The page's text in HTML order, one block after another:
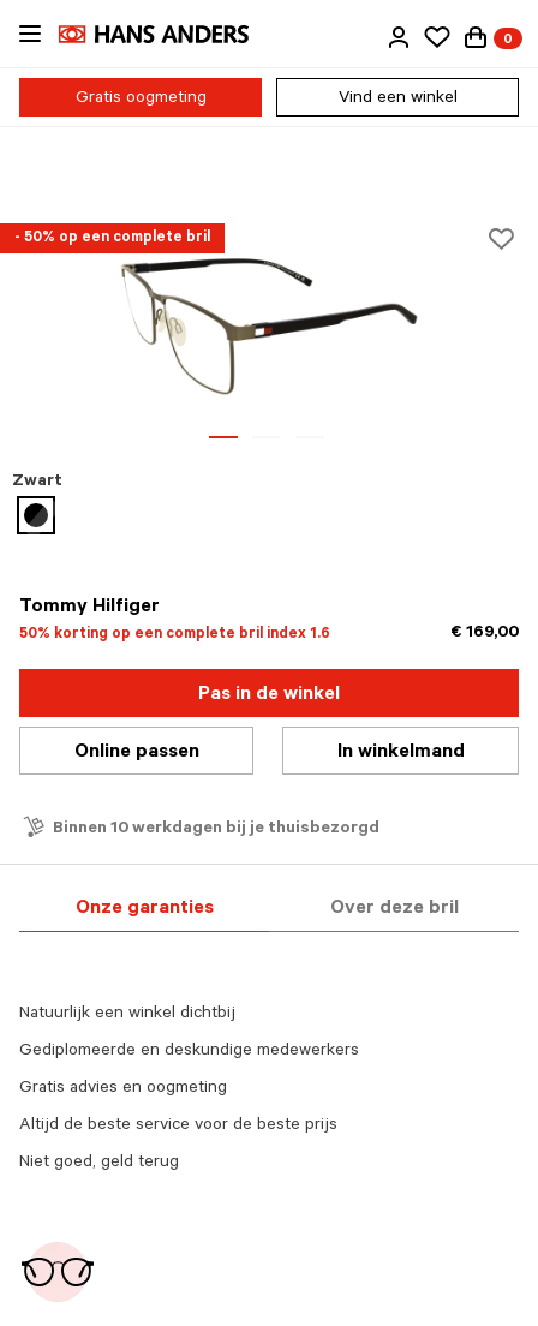
Ga
naar
inhoud
0
Gratis oogmeting Vind een winkel
- 50% op een complete bril
Tommy Hilfiger
50% korting op een complete bril index 1.6 € 169,00
Zwart
geselecteerd
Pas in de winkel
Online passen In winkelmand
Binnen 10 werkdagen bij je thuisbezorgd
Onze garanties Over deze bril
Natuurlijk een winkel dichtbij
Gediplomeerde en deskundige medewerkers
Gratis advies en oogmeting
Altijd de beste service voor de beste prijs
Niet goed, geld terug